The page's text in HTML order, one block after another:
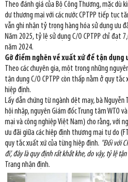
Theo đánh giá của Bộ Công Thương, mặc dù
dư thương mại với các nước CPTPP tiếp tục
vẫn ghi nhận tỷ trọng hàng hóa sử dụng ưu
Năm 2025, tỷ lệ sử dụng C/O CPTPP chỉ đạt
năm 2024.
Gỡ điểm nghẽn về xuất xứ để tận dụng
Theo các chuyên gia, một trong những
tận dụng C/O CPTPP còn thấp nằm ở quy
hiệp định.
Lấy dẫn chứng từ ngành dệt may, bà Nguyễn
hội nhập, nguyên Giám đốc Trung tâm WTO
mại và công nghiệp Việt Nam) cho rằng, với
ưu đãi giữa các hiệp định thương mại tự do
quy tắc xuất xứ của từng hiệp định. "Đối với
đi', đây là quy định rất khắt khe, do vậy, tỷ lệ
Trang nhận định.